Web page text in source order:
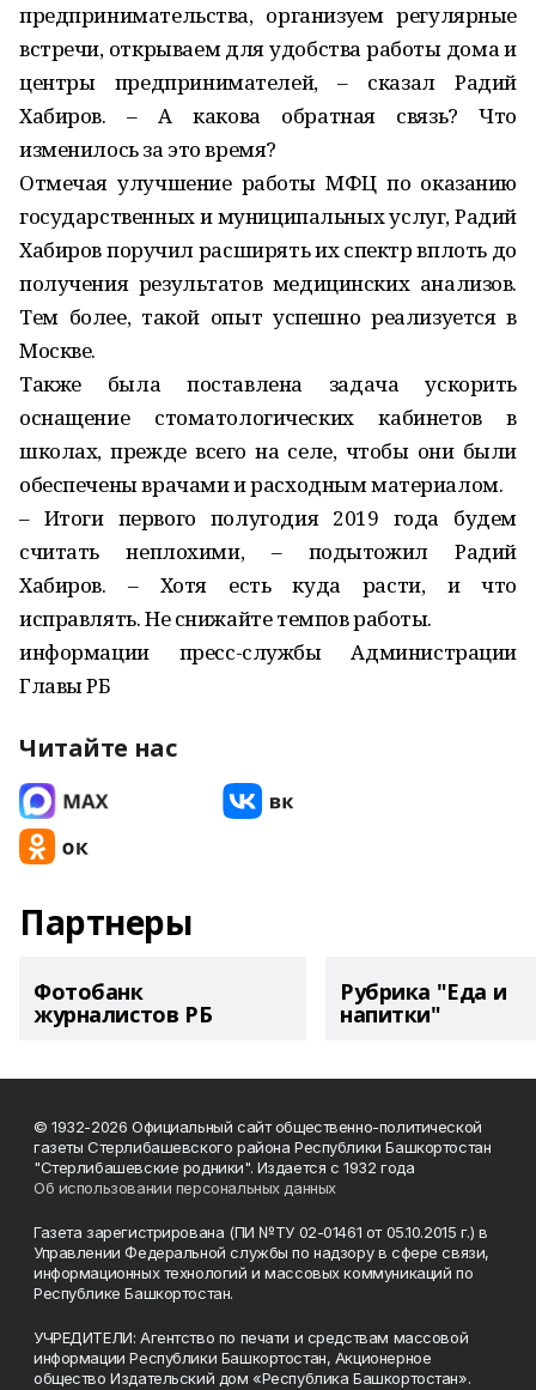
предпринимательства, организуем регулярные
встречи, открываем для удобства работы дома и
центры предпринимателей, – сказал Радий
Хабиров. – А какова обратная связь? Что
изменилось за это время?
Отмечая улучшение работы МФЦ по оказанию
государственных и муниципальных услуг, Радий
Хабиров поручил расширять их спектр вплоть до
получения результатов медицинских анализов.
Тем более, такой опыт успешно реализуется в
Москве.
Также была поставлена задача ускорить
оснащение стоматологических кабинетов в
школах, прежде всего на селе, чтобы они были
обеспечены врачами и расходным материалом.
– Итоги первого полугодия 2019 года будем
считать неплохими, – подытожил Радий
Хабиров. – Хотя есть куда расти, и что
исправлять. Не снижайте темпов работы.
информации пресс-службы Администрации
Главы РБ
Читайте нас
Партнеры
Фотобанк
журналистов РБ
Рубрика "Еда и
напитки"
© 1932-2026 Официальный сайт общественно-политической
газеты Стерлибашевского района Республики Башкортостан
"Стерлибашевские родники". Издается с 1932 года
Об использовании персональных данных
Газета зарегистрирована (ПИ №ТУ 02-01461 от 05.10.2015 г.) в
Управлении Федеральной службы по надзору в сфере связи,
информационных технологий и массовых коммуникаций по
Республике Башкортостан.
УЧРЕДИТЕЛИ: Агентство по печати и средствам массовой
информации Республики Башкортостан, Акционерное
общество Издательский дом «Республика Башкортостан».